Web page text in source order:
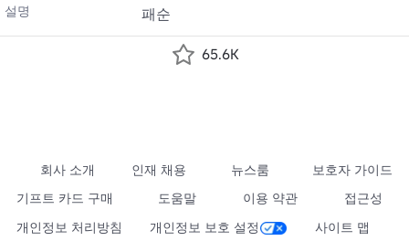
설명 패순
65.6K
회사 소개 인재 채용 뉴스룸
보호자 가이드
기프트 카드 구매
도움말 이용 약관
접근성
개인정보 처리방침
개인정보 보호 설정 사이트 맵